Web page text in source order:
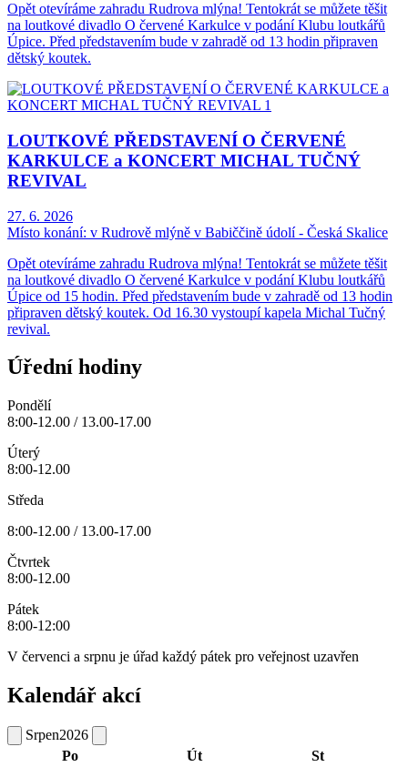
Opět otevíráme zahradu Rudrova mlýna! Tentokrát se můžete těšit
na loutkové divadlo O červené Karkulce v podání Klubu loutkářů
Úpice. Před představením bude v zahradě od 13 hodin připraven
dětský koutek.
LOUTKOVÉ PŘEDSTAVENÍ O ČERVENÉ
KARKULCE a KONCERT MICHAL TUČNÝ
REVIVAL
27. 6. 2026
Místo konání: v Rudrově mlýně v Babiččině údolí - Česká Skalice
Opět otevíráme zahradu Rudrova mlýna! Tentokrát se můžete těšit
na loutkové divadlo O červené Karkulce v podání Klubu loutkářů
Úpice od 15 hodin. Před představením bude v zahradě od 13 hodin
připraven dětský koutek. Od 16.30 vystoupí kapela Michal Tučný
revival.
Úřední hodiny
Pondělí
8:00-12.00 / 13.00-17.00
Úterý
8:00-12.00
Středa
8:00-12.00 / 13.00-17.00
Čtvrtek
8:00-12.00
Pátek
8:00-12:00
V červenci a srpnu je úřad každý pátek pro veřejnost uzavřen
Kalendář akcí
Srpen2026
Po
Út
St